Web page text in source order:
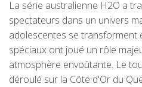
La série australienne H2O a
spectateurs dans un univers
adolescentes se transforment
spéciaux ont joué un rôle
atmosphère envoûtante. Le
déroulé sur la Côte d'Or du